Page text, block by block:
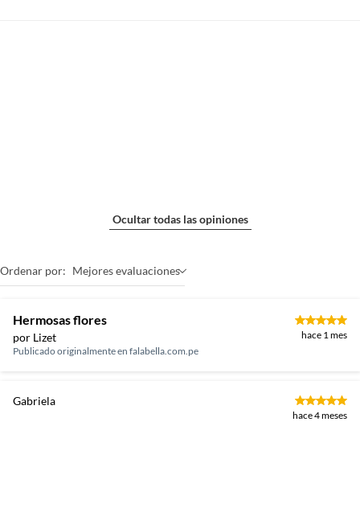
Ocultar todas las opiniones
Ordenar por: Mejores evaluaciones
Hermosas flores
por Lizet
hace 1 mes
Publicado originalmente en falabella.com.pe
Gabriela
hace 4 meses